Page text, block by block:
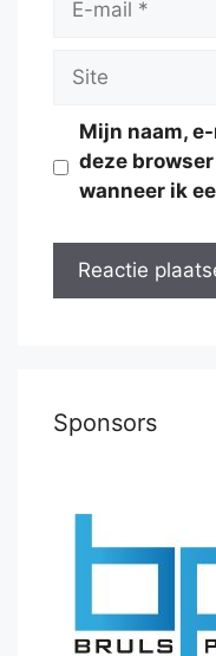
Site
Mijn naam,
deze
wanneer ik
Sponsors